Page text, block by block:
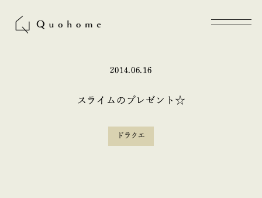
2014.06.16
スライムのプレゼント☆
ドラクエ